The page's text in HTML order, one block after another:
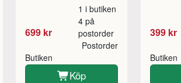
699 kr
1 i butiken
4 på
postorder
Butiken
Postorder
Köp
399 kr
Butiken